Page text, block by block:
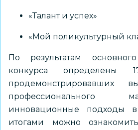
«Талант и успех»
«Мой поликультурный
По результатам
конкурса определены
продемонстрировавших
профессионального
инновационные подходы
итогами можно